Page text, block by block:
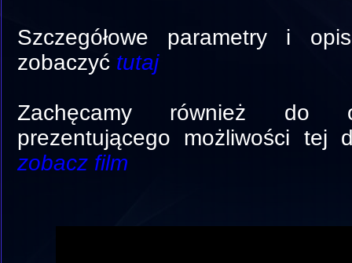
Szczegółowe parametry i
zobaczyć tutaj
Zachęcamy również do
prezentującego możliwości tej
zobacz film